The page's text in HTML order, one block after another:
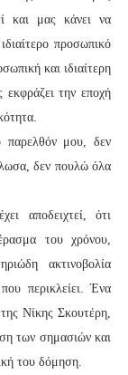
και μας κάνει να
προσωπικό
και ιδιαίτερη
την εποχή
παρελθόν μου, δεν
δεν πουλώ όλα
αποδειχτεί, ότι
του χρόνου,
ακτινοβολία
περικλείει. Ένα
Νίκης Σκουτέρη,
των σημασιών και
του δόμηση.